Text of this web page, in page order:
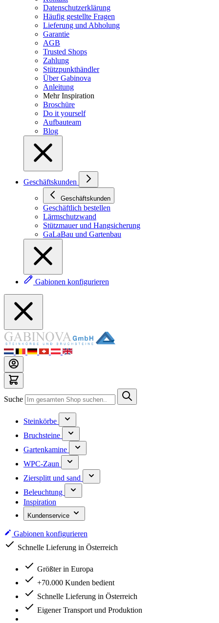
Datenschutzerklärung
Häufig gestellte Fragen
Lieferung und Abholung
Garantie
AGB
Trusted Shops
Zahlung
Stützpunkthändler
Über Gabinova
Anleitung
Mehr Inspiration
Broschüre
Do it yourself
Aufbauteam
Blog
Geschäftskunden
Geschäftskunden
Geschäftlich bestellen
Lärmschutzwand
Stützmauer und Hangsicherung
GaLaBau und Gartenbau
Gabionen konfigurieren
Suche
Steinkörbe
Bruchsteine
Gartenkamine
WPC-Zaun
Ziersplitt und sand
Beleuchtung
Inspiration
Kundenservice
Gabionen konfigurieren
Schnelle Lieferung in Österreich
Größter in Europa
+70.000 Kunden bedient
Schnelle Lieferung in Österreich
Eigener Transport und Produktion